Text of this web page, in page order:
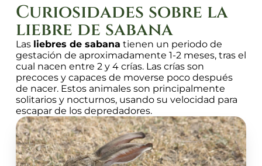
Curiosidades sobre la
liebre de sabana
Las liebres de sabana tienen un periodo de
gestación de aproximadamente 1-2 meses, tras el
cual nacen entre 2 y 4 crías. Las crías son
precoces y capaces de moverse poco después
de nacer. Estos animales son principalmente
solitarios y nocturnos, usando su velocidad para
escapar de los depredadores.